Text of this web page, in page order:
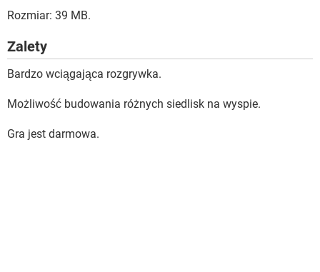
Rozmiar: 39 MB.
Zalety
Bardzo wciągająca rozgrywka.
Możliwość budowania różnych siedlisk na wyspie.
Gra jest darmowa.